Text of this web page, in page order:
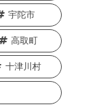
宇陀市
高取町
十津川村